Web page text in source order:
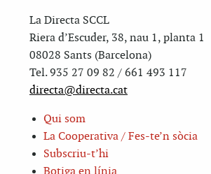
La Directa SCCL
Riera d’Escuder, 38, nau 1, planta 1
08028 Sants (Barcelona)
Tel. 935 27 09 82 / 661 493 117
directa@directa.cat
Qui som
La Cooperativa / Fes-te’n sòcia
Subscriu-t’hi